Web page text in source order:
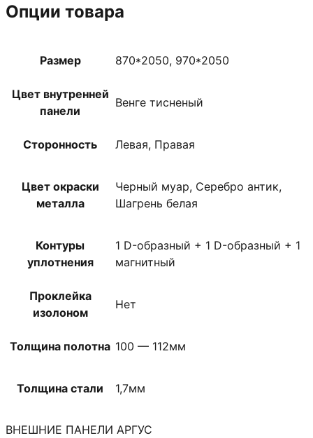
Опции товара
Размер 870*2050, 970*2050
Цвет внутренней
панели
Венге тисненый
Сторонность Левая, Правая
Цвет окраски
металла
Черный муар, Серебро антик,
Шагрень белая
Контуры
уплотнения
1 D-образный + 1 D-образный + 1
магнитный
Проклейка
изолоном
Нет
Толщина полотна 100 — 112мм
Толщина стали 1,7мм
ВНЕШНИЕ ПАНЕЛИ АРГУС